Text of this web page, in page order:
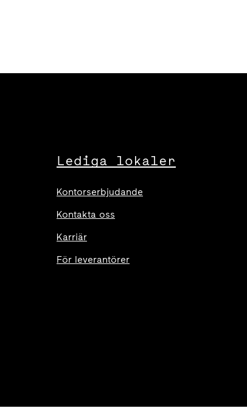
Lediga lokaler
Kontorserbjudande
Kontakta oss
Karriär
För leverantörer